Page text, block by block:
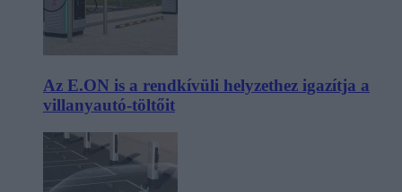
Az E.ON is a rendkívüli helyzethez igazítja a
villanyautó-töltőit